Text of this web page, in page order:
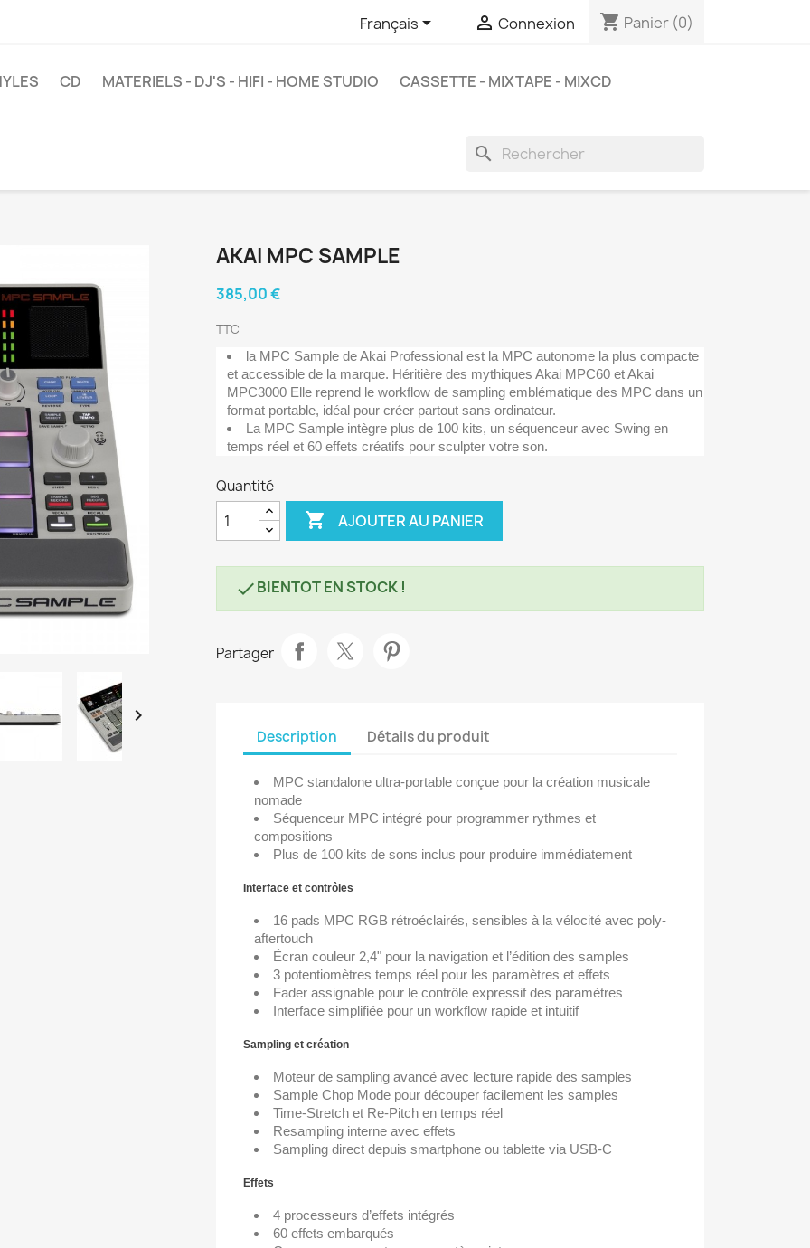
Français  Connexion shopping_cart Panier (0)
CD MATERIELS - DJ'S - HIFI - HOME STUDIO CASSETTE - MIXTAPE - MIXCD
search

AKAI MPC SAMPLE
385,00 €
TTC
la MPC Sample de Akai Professional est la MPC autonome la plus compacte
et accessible de la marque. Héritière des mythiques Akai MPC60 et Akai
MPC3000 Elle reprend le workflow de sampling emblématique des MPC dans un
format portable, idéal pour créer partout sans ordinateur.
La MPC Sample intègre plus de 100 kits, un séquenceur avec Swing en
temps réel et 60 effets créatifs pour sculpter votre son.
Quantité
 AJOUTER AU PANIER
BIENTOT EN STOCK !
Partager
Description Détails du produit
MPC standalone ultra-portable conçue pour la création musicale
nomade
Séquenceur MPC intégré pour programmer rythmes et
compositions
Plus de 100 kits de sons inclus pour produire immédiatement
Interface et contrôles
16 pads MPC RGB rétroéclairés, sensibles à la vélocité avec poly-
aftertouch
Écran couleur 2,4" pour la navigation et l’édition des samples
3 potentiomètres temps réel pour les paramètres et effets
Fader assignable pour le contrôle expressif des paramètres
Interface simplifiée pour un workflow rapide et intuitif
Sampling et création
Moteur de sampling avancé avec lecture rapide des samples
Sample Chop Mode pour découper facilement les samples
Time-Stretch et Re-Pitch en temps réel
Resampling interne avec effets
Sampling direct depuis smartphone ou tablette via USB-C
Effets
4 processeurs d’effets intégrés
60 effets embarqués